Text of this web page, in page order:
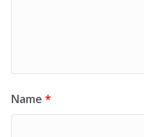
Name *